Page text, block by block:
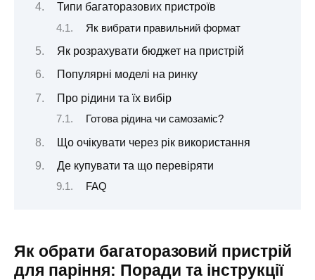
Типи багаторазових пристроїв
Як вибрати правильний формат
Як розрахувати бюджет на пристрій
Популярні моделі на ринку
Про рідини та їх вибір
Готова рідина чи самозаміс?
Що очікувати через рік використання
Де купувати та що перевіряти
FAQ
Як обрати багаторазовий пристрій
для паріння: Поради та інструкції